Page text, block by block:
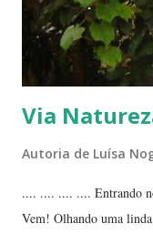
Via
Autoria de Luísa
.... .... .... .... Entrando
Vem! Olhando uma